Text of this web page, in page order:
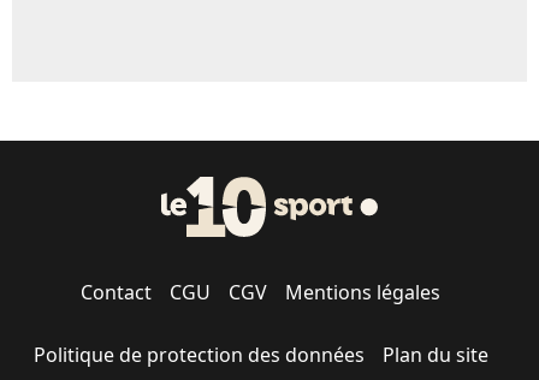
Contact CGU CGV Mentions légales
Politique de protection des données Plan du site